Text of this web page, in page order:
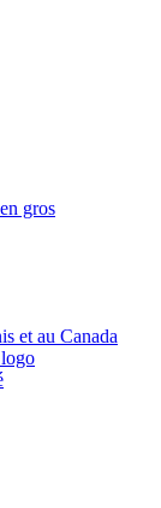
gros
et au Canada